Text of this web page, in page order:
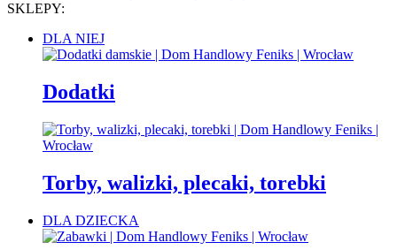
SKLEPY:
DLA NIEJ
Dodatki
Torby, walizki, plecaki, torebki
DLA DZIECKA